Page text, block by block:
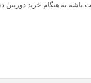
باشه به هنگام خرید